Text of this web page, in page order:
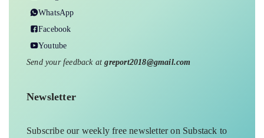
WhatsApp
Facebook
Youtube
Send your feedback atgreport2018@gmail.com
Newsletter
Subscribe our weekly free newsletter on Substack to